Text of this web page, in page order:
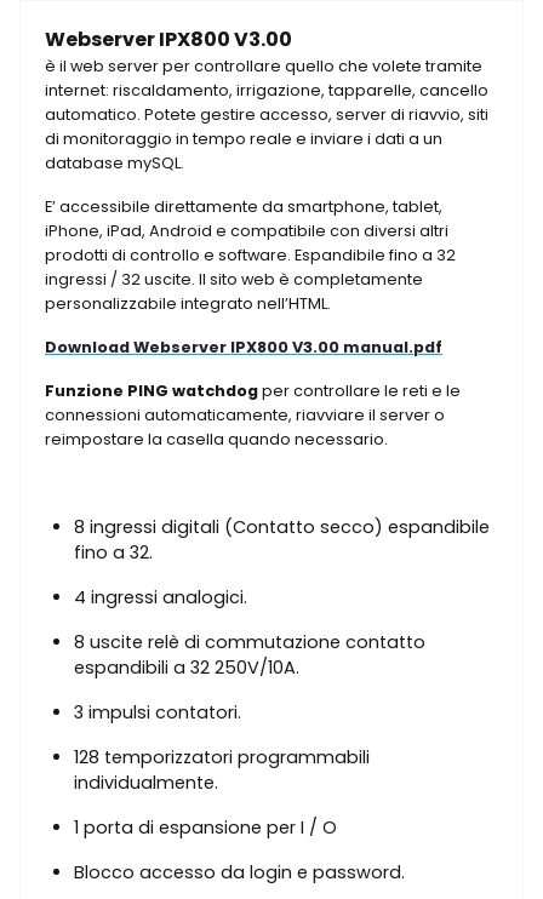
Webserver IPX800 V3.00
è il web server per controllare quello che volete tramite
internet: riscaldamento, irrigazione, tapparelle, cancello
automatico. Potete gestire accesso, server di riavvio, siti
di monitoraggio in tempo reale e inviare i dati a un
database mySQL.
E’ accessibile direttamente da smartphone, tablet,
iPhone, iPad, Android e compatibile con diversi altri
prodotti di controllo e software. Espandibile fino a 32
ingressi / 32 uscite. Il sito web è completamente
personalizzabile integrato nell’HTML.
Download Webserver IPX800 V3.00 manual.pdf
Funzione PING watchdogper controllare le reti e le
connessioni automaticamente, riavviare il server o
reimpostare la casella quando necessario.
8 ingressi digitali (Contatto secco) espandibile
fino a 32.
4 ingressi analogici.
8 uscite relè di commutazione contatto
espandibili a 32 250V/10A.
3 impulsi contatori.
128 temporizzatori programmabili
individualmente.
1 porta di espansione per I / O
Blocco accesso da login e password.